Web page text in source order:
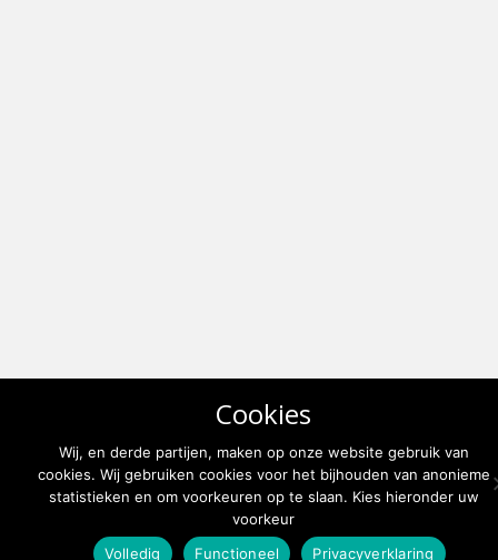
Cookies
Wij, en derde partijen, maken op onze website gebruik van
cookies. Wij gebruiken cookies voor het bijhouden van anonieme
statistieken en om voorkeuren op te slaan. Kies hieronder uw
voorkeur
Volledig
Functioneel Privacyverklaring